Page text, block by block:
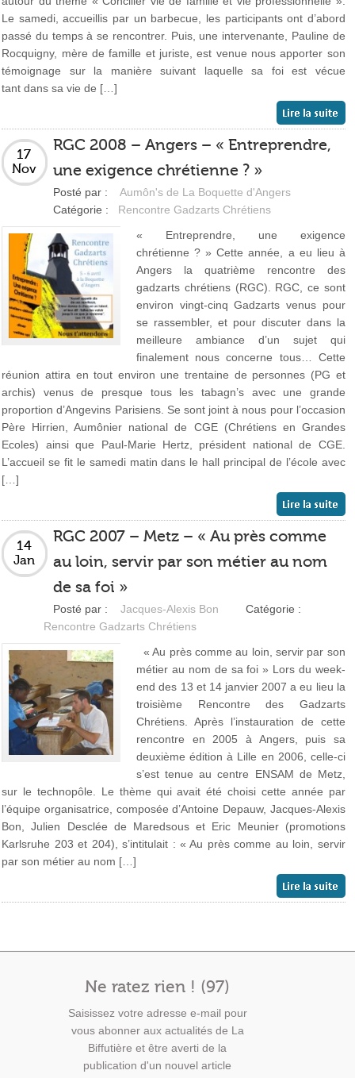
Le samedi, accueillis par un barbecue, les participants ont d’abord
passé du temps à se rencontrer. Puis, une intervenante, Pauline de
Rocquigny, mère de famille et juriste, est venue nous apporter son
témoignage sur la manière suivant laquelle sa foi est vécue
tant dans sa vie de […]
RGC 2008 – Angers – « Entreprendre,
une exigence chrétienne ? »
17
Nov
Posté par :
Aumôn's de La Boquette d'Angers
Catégorie :
Rencontre Gadzarts Chrétiens
« Entreprendre, une exigence
chrétienne ? » Cette année, a eu lieu à
Angers la quatrième rencontre des
gadzarts chrétiens (RGC). RGC, ce sont
environ vingt-cinq Gadzarts venus pour
se rassembler, et pour discuter dans la
meilleure ambiance d’un sujet qui
finalement nous concerne tous… Cette
réunion attira en tout environ une trentaine de personnes (PG et
archis) venus de presque tous les tabagn’s avec une grande
proportion d’Angevins Parisiens. Se sont joint à nous pour l’occasion
Père Hirrien, Aumônier national de CGE (Chrétiens en Grandes
Ecoles) ainsi que Paul-Marie Hertz, président national de CGE.
L’accueil se fit le samedi matin dans le hall principal de l’école avec
[…]
RGC 2007 – Metz – « Au près comme
au loin, servir par son métier au nom
de sa foi »
14
Jan
Posté par : Jacques-Alexis Bon
Catégorie :
Rencontre Gadzarts Chrétiens
« Au près comme au loin, servir par son
métier au nom de sa foi » Lors du week-
end des 13 et 14 janvier 2007 a eu lieu la
troisième Rencontre des Gadzarts
Chrétiens. Après l’instauration de cette
rencontre en 2005 à Angers, puis sa
deuxième édition à Lille en 2006, celle-ci
s’est tenue au centre ENSAM de Metz,
sur le technopôle. Le thème qui avait été choisi cette année par
l’équipe organisatrice, composée d’Antoine Depauw, Jacques-Alexis
Bon, Julien Desclée de Maredsous et Eric Meunier (promotions
Karlsruhe 203 et 204), s’intitulait : « Au près comme au loin, servir
par son métier au nom […]
Ne ratez rien ! (97)
Saisissez votre adresse e-mail pour
vous abonner aux actualités de La
Biffutière et être averti de la
publication d'un nouvel article